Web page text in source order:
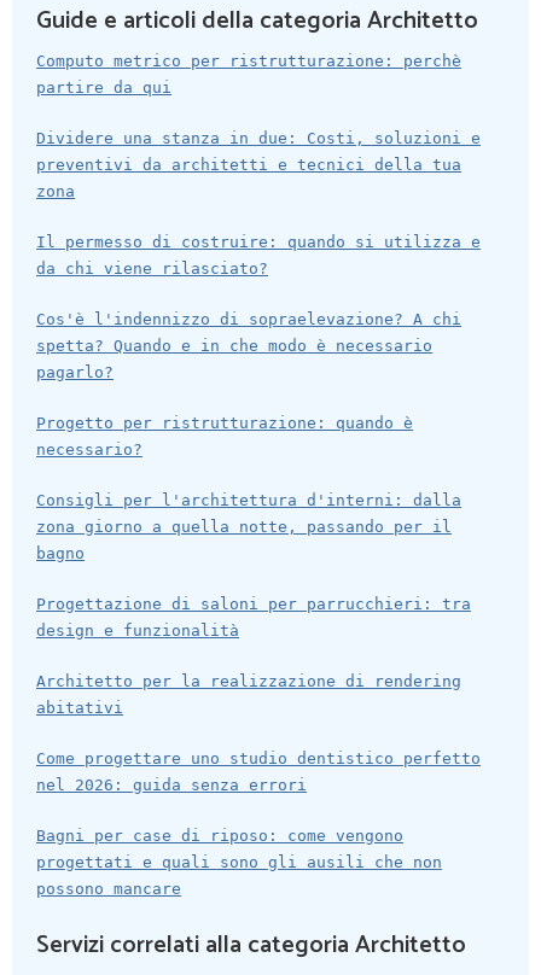
Guide e articoli della categoria Architetto
Computo metrico per ristrutturazione: perchè
partire da qui
Dividere una stanza in due: Costi, soluzioni e
preventivi da architetti e tecnici della tua
zona
Il permesso di costruire: quando si utilizza e
da chi viene rilasciato?
Cos'è l'indennizzo di sopraelevazione? A chi
spetta? Quando e in che modo è necessario
pagarlo?
Progetto per ristrutturazione: quando è
necessario?
Consigli per l'architettura d'interni: dalla
zona giorno a quella notte, passando per il
bagno
Progettazione di saloni per parrucchieri: tra
design e funzionalità
Architetto per la realizzazione di rendering
abitativi
Come progettare uno studio dentistico perfetto
nel 2026: guida senza errori
Bagni per case di riposo: come vengono
progettati e quali sono gli ausili che non
possono mancare
Servizi correlati alla categoria Architetto